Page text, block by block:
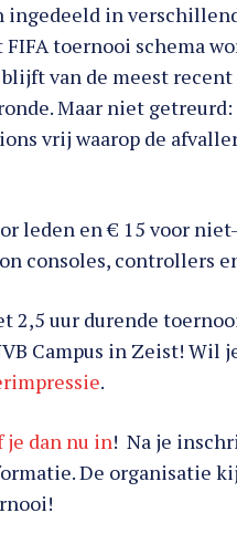
ingedeeld in
toernooi schema
van de meest
Maar niet
vrij waarop de
leden en € 15 voor
consoles, controllers
2,5 uur durende
Campus in Zeist! Wil
.
je dan nu in! Na je
De organisatie